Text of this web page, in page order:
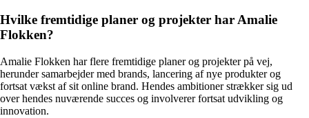
Hvilke fremtidige planer og projekter har Amalie
Flokken?
Amalie Flokken har flere fremtidige planer og projekter på vej,
herunder samarbejder med brands, lancering af nye produkter og
fortsat vækst af sit online brand. Hendes ambitioner strækker sig ud
over hendes nuværende succes og involverer fortsat udvikling og
innovation.